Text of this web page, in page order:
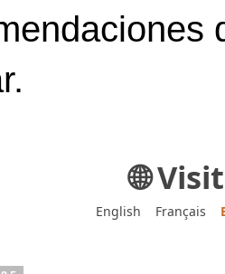
🌐
English Français